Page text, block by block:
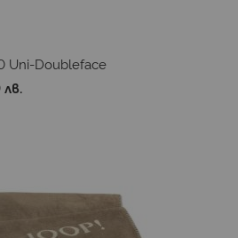
Uni-Doubleface
лв.